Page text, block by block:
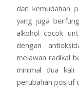
dan kemudahan
yang juga
alkohol cocok
dengan
melawan radikal
minimal dua kali
perubahan positif